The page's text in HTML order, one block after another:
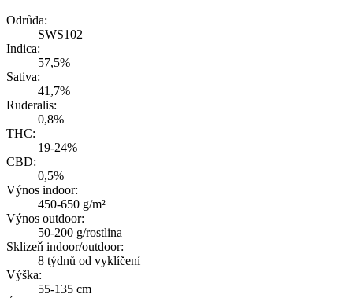
Odrůda:
SWS102
Indica:
57,5%
Sativa:
41,7%
Ruderalis:
0,8%
THC:
19-24%
CBD:
0,5%
Výnos indoor:
450-650 g/m²
Výnos outdoor:
50-200 g/rostlina
Sklizeň indoor/outdoor:
8 týdnů od vyklíčení
Výška:
55-135 cm